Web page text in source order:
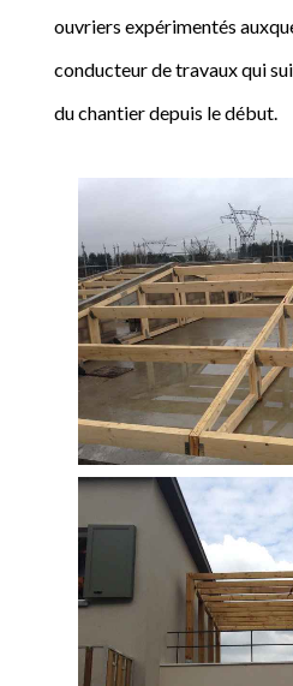
ouvriers expérimentés
conducteur de travaux qui
du chantier depuis le début.